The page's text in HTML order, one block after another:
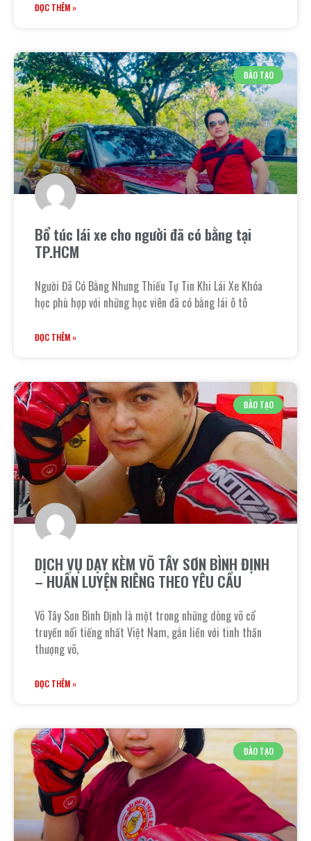
ĐỌC THÊM »
ĐÀO TẠO
Bổ túc lái xe cho người đã có bằng tại
TP.HCM
Người Đã Có Bằng Nhưng Thiếu Tự Tin Khi Lái Xe Khóa
học phù hợp với những học viên đã có bằng lái ô tô
ĐỌC THÊM »
ĐÀO TẠO
DỊCH VỤ DẠY KÈM VÕ TÂY SƠN BÌNH ĐỊNH
– HUẤN LUYỆN RIÊNG THEO YÊU CẦU
Võ Tây Sơn Bình Định là một trong những dòng võ cổ
truyền nổi tiếng nhất Việt Nam, gắn liền với tinh thần
thượng võ,
ĐỌC THÊM »
ĐÀO TẠO